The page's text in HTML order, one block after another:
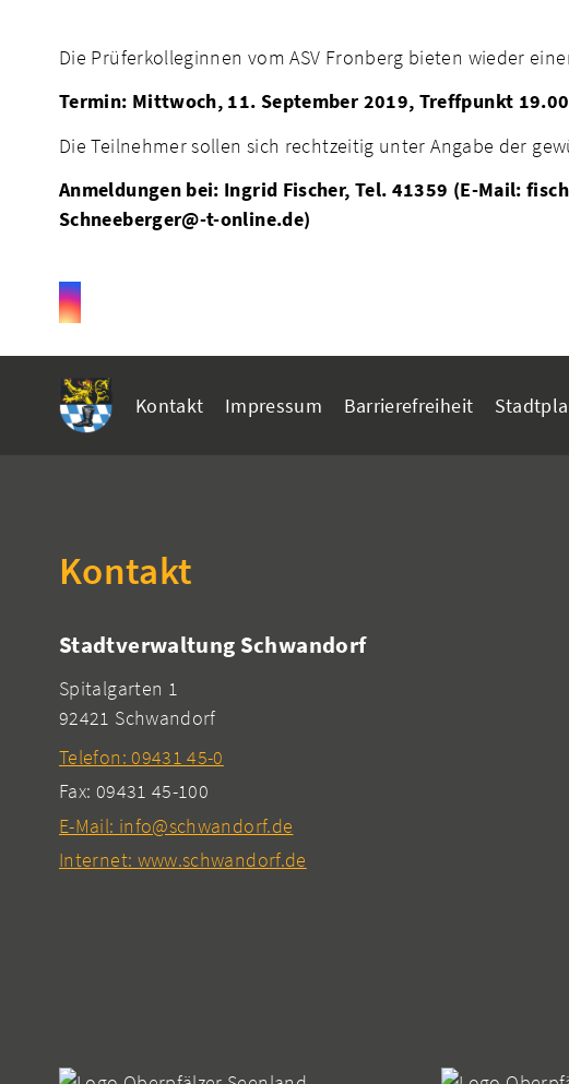
Die Prüferkolleginnen vom ASV Fronberg bieten wieder
Termin: Mittwoch, 11. September 2019, Treffpunkt
Die Teilnehmer sollen sich rechtzeitig unter Angabe der
Anmeldungen bei: Ingrid Fischer, Tel. 41359 (E-Mail:
Schneeberger@-t-online.de)
Kontakt Impressum Barrierefreiheit
Kontakt
Stadtverwaltung Schwandorf
Spitalgarten 1
92421 Schwandorf
Telefon: 09431 45-0
Fax: 09431 45-100
E-Mail: info@schwandorf.de
Internet: www.schwandorf.de